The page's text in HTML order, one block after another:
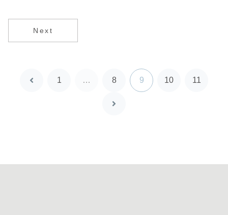
線路街』を知
Next
前
1 … 8 9 10 11
次